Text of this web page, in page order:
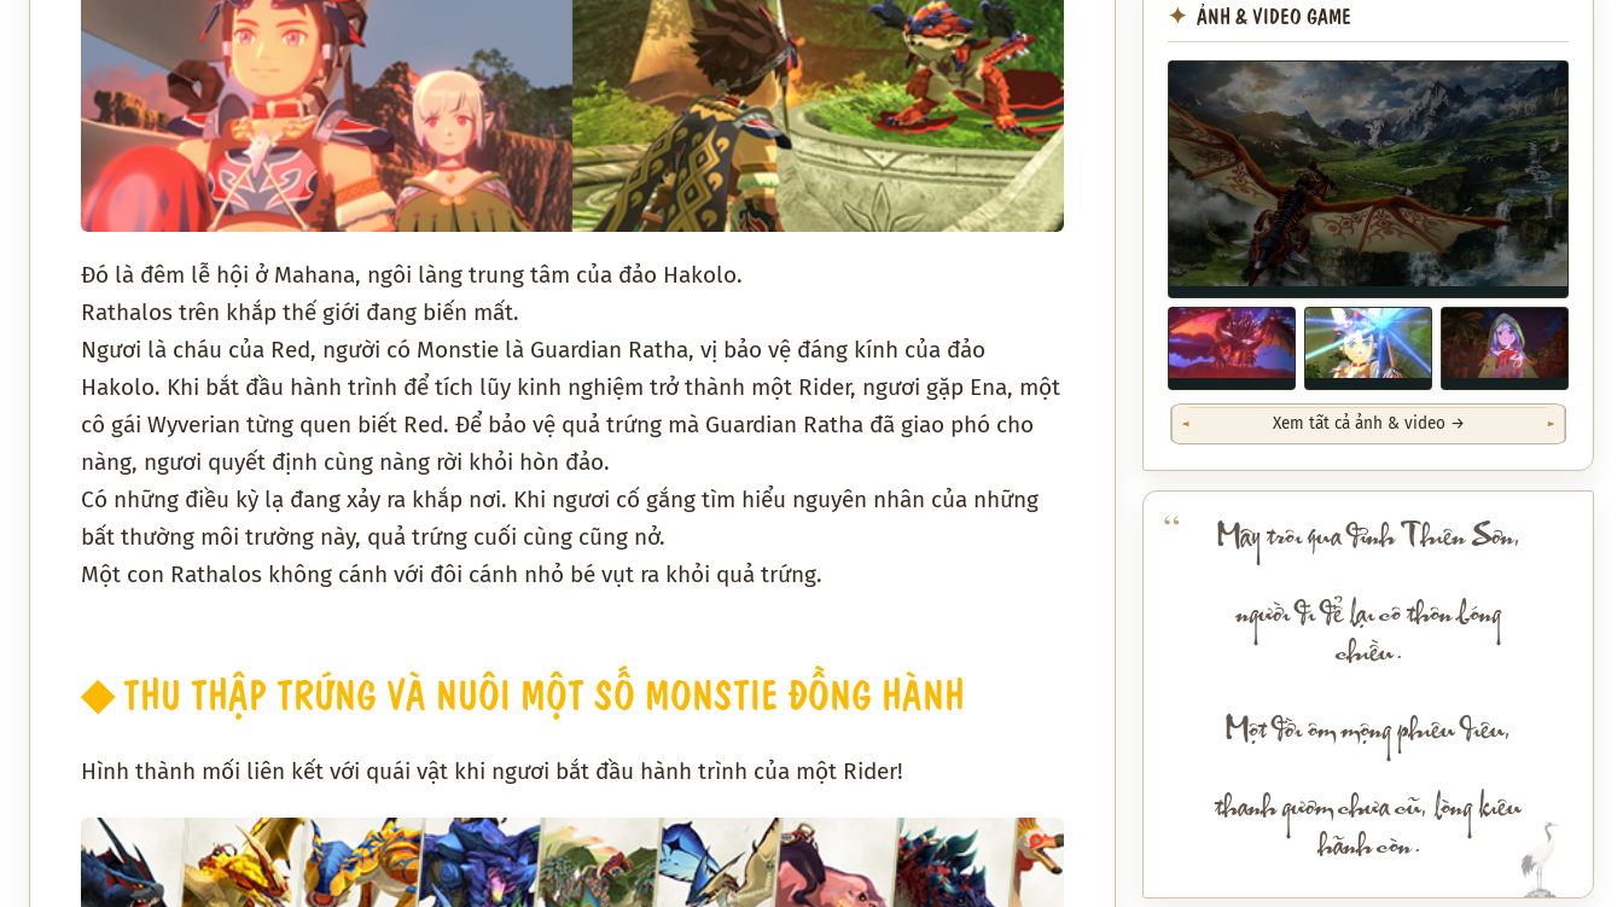
Đó là đêm lễ hội ở Mahana, ngôi làng trung tâm của đảo Hakolo.
Rathalos trên khắp thế giới đang biến mất.
Ngươi là cháu của Red, người có Monstie là Guardian Ratha, vị bảo vệ đáng kính của đảo
Hakolo. Khi bắt đầu hành trình để tích lũy kinh nghiệm trở thành một Rider, ngươi gặp Ena, một
cô gái Wyverian từng quen biết Red. Để bảo vệ quả trứng mà Guardian Ratha đã giao phó cho
nàng, ngươi quyết định cùng nàng rời khỏi hòn đảo.
Có những điều kỳ lạ đang xảy ra khắp nơi. Khi ngươi cố gắng tìm hiểu nguyên nhân của những
bất thường môi trường này, quả trứng cuối cùng cũng nở.
Một con Rathalos không cánh với đôi cánh nhỏ bé vụt ra khỏi quả trứng.
◆ THU THẬP TRỨNG VÀ NUÔI MỘT SỐ MONSTIE ĐỒNG HÀNH
Hình thành mối liên kết với quái vật khi ngươi bắt đầu hành trình của một Rider!
ẢNH & VIDEO GAME
Xem tất cả ảnh & video →
Mây trôi qua đỉnh Thiên Sơn,
người đi để lại cô thôn bóng
chiều.
Một đời ôm mộng phiêu diêu,
thanh gươm chưa cũ, lòng kiêu
hãnh còn.